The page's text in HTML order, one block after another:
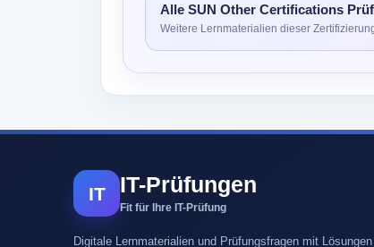
Alle SUN Other Certifications
Weitere Lernmaterialien dieser
IT IT-Prüfungen
Fit für Ihre IT-Prüfung
Digitale Lernmaterialien und Prüfungsfragen mit